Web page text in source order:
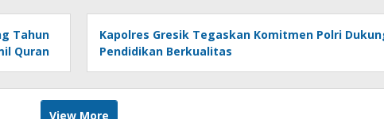
Tahun
Quran
Kapolres Gresik Tegaskan Komitmen Polri
Pendidikan Berkualitas
View More